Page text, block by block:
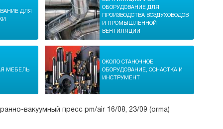
ДЛЯ
ОБОРУДОВАНИЕ ДЛЯ
ПРОИЗВОДСТВА ВОЗДУХОВОДОВ
И ПРОМЫШЛЕННОЙ
ВЕНТИЛЯЦИИ
МЕБЕЛЬ
ОКОЛО СТАНОЧНОЕ
ОБОРУДОВАНИЕ, ОСНАСТКА И
ИНСТРУМЕНТ
вакуумный пресс pm/air 16/08, 23/09 (orma)